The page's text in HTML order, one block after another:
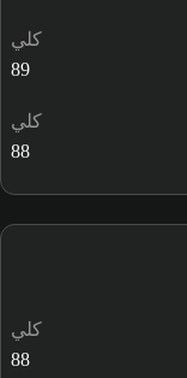
كلي
89
كلي
88
كلي
88